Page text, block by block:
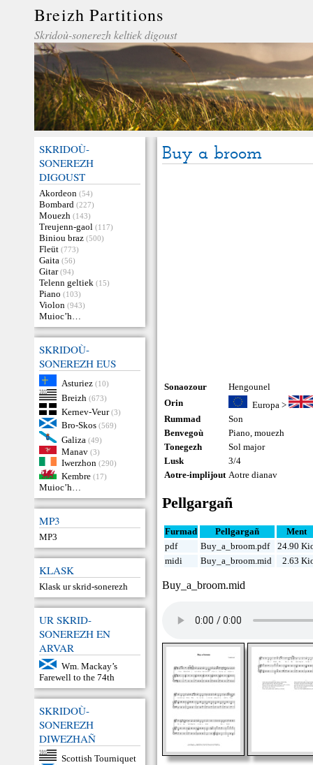
Breizh Partitions
Skridoù-sonerezh keltiek digoust
SKRIDOÙ-
SONEREZH
DIGOUST
Akordeon (54)
Bombard (227)
Mouezh (143)
Treujenn-gaol (117)
Biniou braz (500)
Fleüt (773)
Gaita (56)
Gitar (94)
Telenn geltiek (15)
Piano (103)
Violon (943)
Muioc’h…
SKRIDOÙ-
SONEREZH EUS
Asturiez (10)
Breizh (673)
Kernev-Veur (3)
Bro-Skos (569)
Galiza (49)
Manav (3)
Iwerzhon (290)
Kembre (17)
Muioc’h…
MP3
MP3
KLASK
Klask ur skrid-sonerezh
UR SKRID-
SONEREZH EN
ARVAR
Wm. Mackay’s
Farewell to the 74th
SKRIDOÙ-
SONEREZH
DIWEZHAÑ
Scottish Tourniquet
Buy a broom
Sonaozour
Hengounel
Orin
Europa>
Rummad
Son
Benvegoù
Piano,mouezh
Tonegezh
Sol major
Lusk
3/4
Aotre-implijout Aotre dianav
Pellgargañ
Furmad Pellgargañ
Ment
pdf
Buy_a_broom.pdf
24.90
midi
Buy_a_broom.mid 2.63
Buy_a_broom.mid